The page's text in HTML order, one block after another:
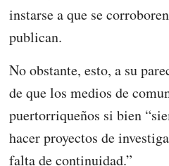
instarse a que se
publican.
No obstante, esto, a su
de que los medios de
puertorriqueños si bien
hacer proyectos de
falta de continuidad.”